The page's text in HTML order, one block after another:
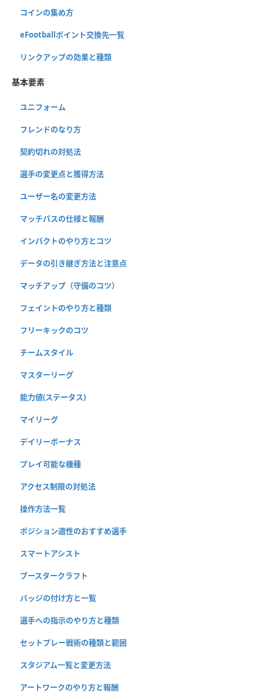
コインの集め方
eFootballポイント交換先一覧
リンクアップの効果と種類
基本要素
ユニフォーム
フレンドのなり方
契約切れの対処法
選手の変更点と獲得方法
ユーザー名の変更方法
マッチパスの仕様と報酬
インパクトのやり方とコツ
データの引き継ぎ方法と注意点
マッチアップ（守備のコツ）
フェイントのやり方と種類
フリーキックのコツ
チームスタイル
マスターリーグ
能力値(ステータス)
マイリーグ
デイリーボーナス
プレイ可能な機種
アクセス制限の対処法
操作方法一覧
ポジション適性のおすすめ選手
スマートアシスト
ブースタークラフト
バッジの付け方と一覧
選手への指示のやり方と種類
セットプレー戦術の種類と範囲
スタジアム一覧と変更方法
アートワークのやり方と報酬